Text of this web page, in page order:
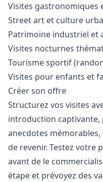
Visites gastronomiques
Street art et culture
Patrimoine industriel et
Visites nocturnes
Tourisme sportif
Visites pour enfants et
Créer son offre
Structurez vos visites
introduction
anecdotes
de revenir. Testez votre
avant de le
étape et prévoyez des